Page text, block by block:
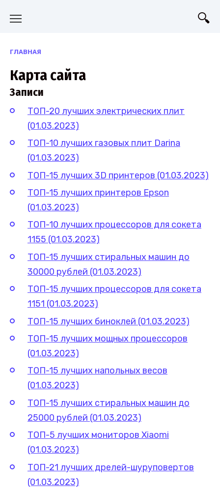
ГЛАВНАЯ
Карта сайта
Записи
ТОП-20 лучших электрических плит
(01.03.2023)
ТОП-10 лучших газовых плит Darina
(01.03.2023)
ТОП-15 лучших 3D принтеров (01.03.2023)
ТОП-15 лучших принтеров Epson
(01.03.2023)
ТОП-10 лучших процессоров для сокета
1155 (01.03.2023)
ТОП-15 лучших стиральных машин до
30000 рублей (01.03.2023)
ТОП-15 лучших процессоров для сокета
1151 (01.03.2023)
ТОП-15 лучших биноклей (01.03.2023)
ТОП-15 лучших мощных процессоров
(01.03.2023)
ТОП-15 лучших напольных весов
(01.03.2023)
ТОП-15 лучших стиральных машин до
25000 рублей (01.03.2023)
ТОП-5 лучших мониторов Xiaomi
(01.03.2023)
ТОП-21 лучших дрелей-шуруповертов
(01.03.2023)